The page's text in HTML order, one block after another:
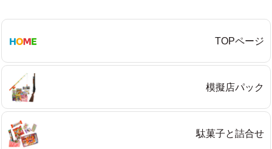
TOPページ
模擬店パック
駄菓子と詰合せ